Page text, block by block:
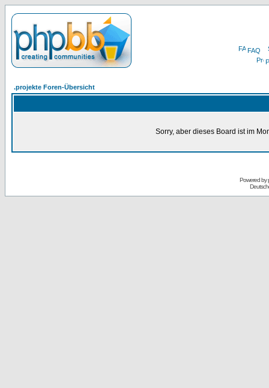
FAQ
.projekte Foren-Übersicht
Sorry, aber dieses Board ist im
Powered by